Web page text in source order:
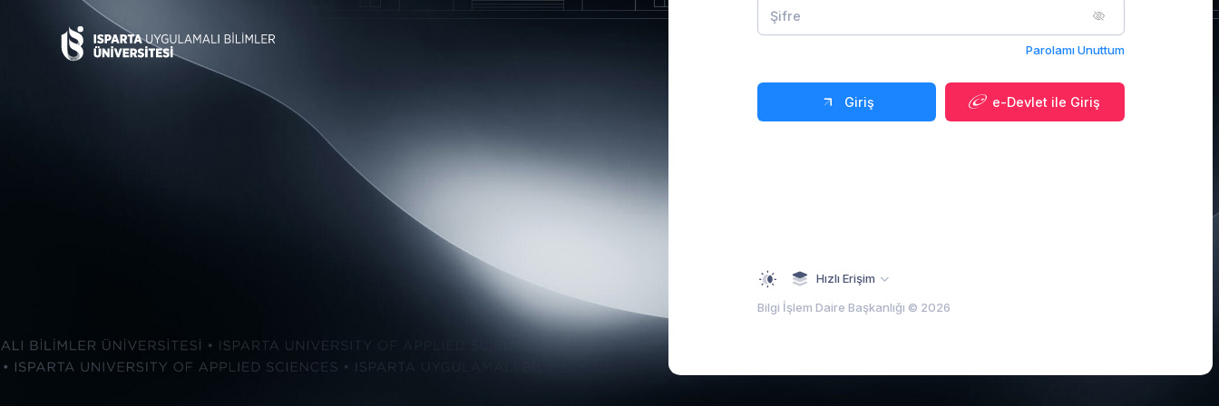
Parolamı Unuttum
Giriş e-Devlet ile Giriş
Hızlı Erişim
Bilgi İşlem Daire Başkanlığı © 2026